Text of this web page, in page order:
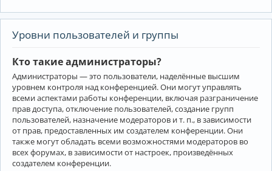
Уровни пользователей и группы
Кто такие администраторы?
Администраторы — это пользователи, наделённые высшим
уровнем контроля над конференцией. Они могут управлять
всеми аспектами работы конференции, включая разграничение
прав доступа, отключение пользователей, создание групп
пользователей, назначение модераторов и т. п., в зависимости
от прав, предоставленных им создателем конференции. Они
также могут обладать всеми возможностями модераторов во
всех форумах, в зависимости от настроек, произведённых
создателем конференции.